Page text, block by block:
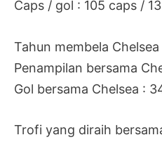
Caps / gol : 105 caps /
Tahun membela
Penampilan bersama
Gol bersama Chelsea :
Trofi yang diraih